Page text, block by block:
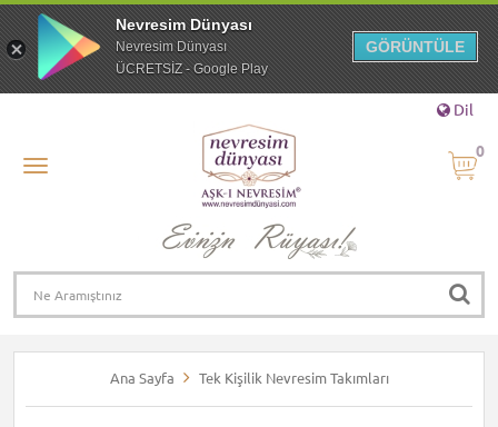
Dil
0
Ana Sayfa Tek Kişilik Nevresim Takımları
Nevresim Dünyası
Nevresim Dünyası
ÜCRETSİZ - Google Play
GÖRÜNTÜLE